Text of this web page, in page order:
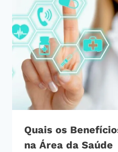
Quais os
na Área da Saúde